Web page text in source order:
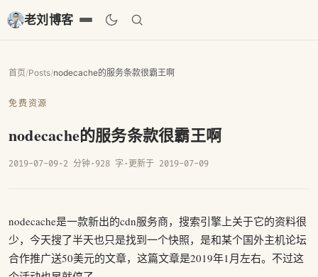
老刘博客
首页/Posts/nodecache的服务条款很霸王啊
免费资源
nodecache的服务条款很霸王啊
2019-07-09· 2 分钟· 928 字 · 更新于 2019-07-09
nodecache是一款新出的cdn服务商，搜索引擎上关于它的资料很
少，今天搜了半天也只是找到一个快照，是和某个国外主机论坛
合作推广送50美元的文章，这篇文章是2019年1月左右。不过这